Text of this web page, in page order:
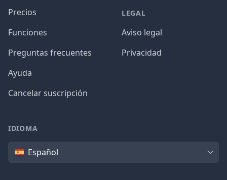
Precios
Funciones
Preguntas frecuentes
Ayuda
Cancelar suscripción
LEGAL
Aviso legal
Privacidad
IDIOMA
IdiomaEspañol